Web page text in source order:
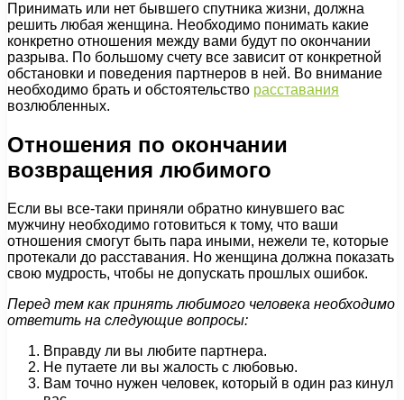
Принимать или нет бывшего спутника жизни, должна
решить любая женщина. Необходимо понимать какие
конкретно отношения между вами будут по окончании
разрыва. По большому счету все зависит от конкретной
обстановки и поведения партнеров в ней. Во внимание
необходимо брать и обстоятельство расставания
возлюбленных.
Отношения по окончании
возвращения любимого
Если вы все-таки приняли обратно кинувшего вас
мужчину необходимо готовиться к тому, что ваши
отношения смогут быть пара иными, нежели те, которые
протекали до расставания. Но женщина должна показать
свою мудрость, чтобы не допускать прошлых ошибок.
Перед тем как принять любимого человека необходимо
ответить на следующие вопросы:
Вправду ли вы любите партнера.
Не путаете ли вы жалость с любовью.
Вам точно нужен человек, который в один раз кинул